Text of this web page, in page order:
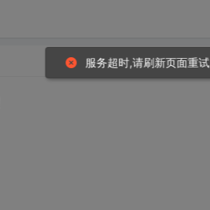
服务超时,请刷新页面重试